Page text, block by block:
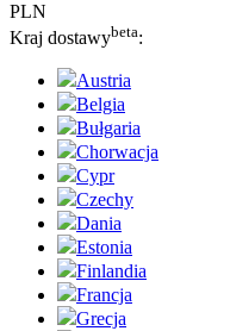
PLN
Kraj dostawybeta:
Austria
Belgia
Bułgaria
Chorwacja
Cypr
Czechy
Dania
Estonia
Finlandia
Francja
Grecja